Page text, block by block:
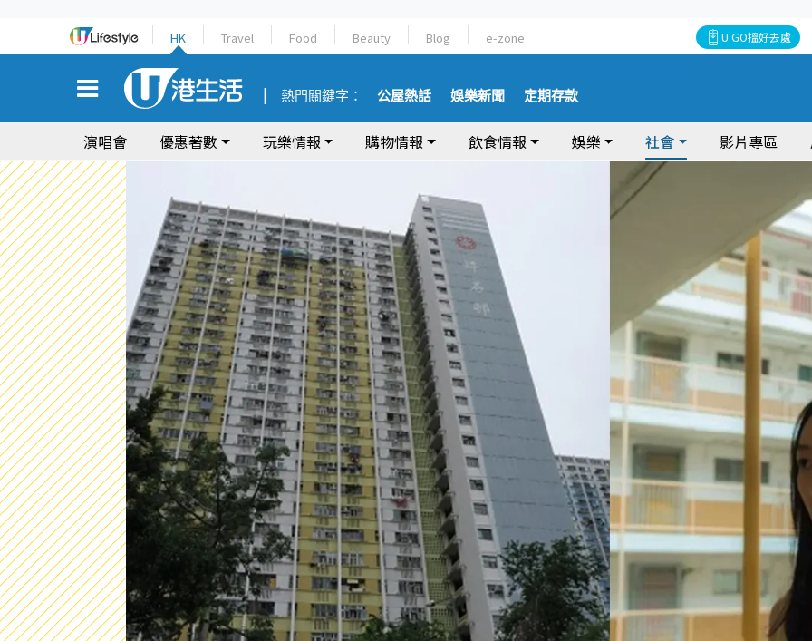
HK Travel Food Beauty Blog e-zone U GO搵好去處
熱門關鍵字： 公屋熱話 娛樂新聞 定期存款
演唱會 優惠著數 玩樂情報 購物情報 飲食情報 娛樂 社會 影片專區